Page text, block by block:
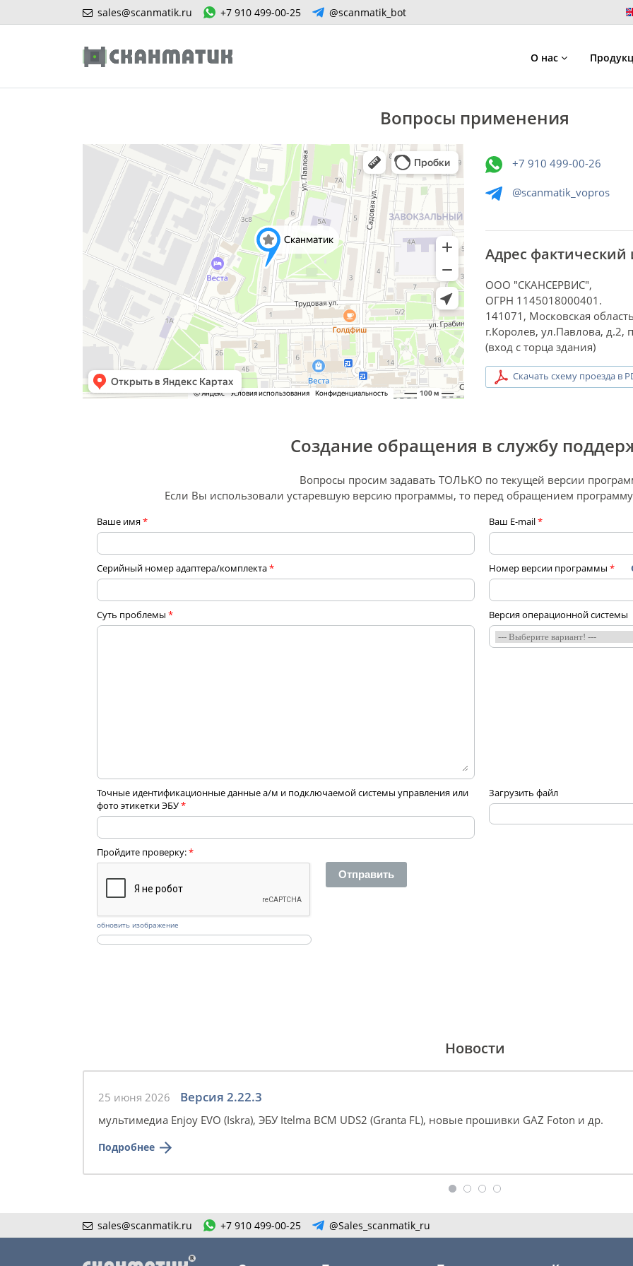
sales@scanmatik.ru +7 910 499-00-25 @scanmatik_bot
О нас
Вопросы применения
+7 910 499-00-26
@scanmatik_vopros
Адрес
ООО "СКАНСЕРВИС",
ОГРН 1145018000401.
141071, Московская
г.Королев, ул.Павлова, д.2,
(вход с торца здания)
Скачать схему проезда в
Создание обращения в службу
Вопросы просим задавать ТОЛЬКО по текущей версии
Если Вы использовали устаревшую версию программы, то перед обращением
Ваше имя* Ваш E-mail*
Серийный номер адаптера/комплекта* Номер версии программы *
Суть проблемы * Версия операционной системы
Точные идентификационные данные а/м и подключаемой системы управления или
фото этикетки ЭБУ*
Загрузить файл
Пройдите проверку:*
обновить изображение
Новости
25 июня 2026 Версия 2.22.3
мультимедиа Enjoy EVO (Iskra), ЭБУ Itelma BCM UDS2 (Granta FL), новые прошивки GAZ Foton и др.
Подробнее
sales@scanmatik.ru +7 910 499-00-25 @Sales_scanmatik_ru